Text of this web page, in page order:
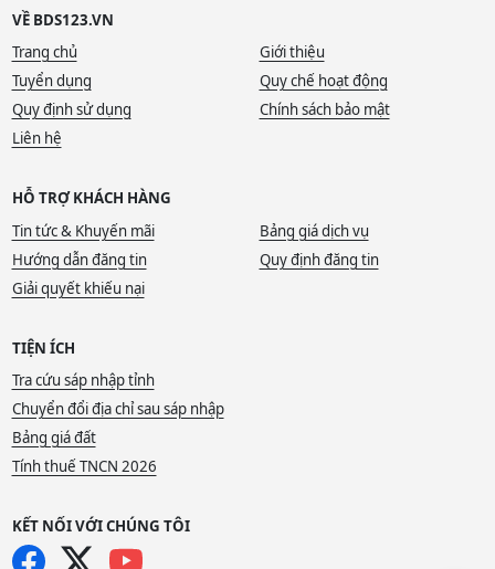
VỀ BDS123.VN
Trang chủ
Giới thiệu
Tuyển dụng
Quy chế hoạt động
Quy định sử dụng
Chính sách bảo mật
Liên hệ
HỖ TRỢ KHÁCH HÀNG
Tin tức & Khuyến mãi
Bảng giá dịch vụ
Hướng dẫn đăng tin
Quy định đăng tin
Giải quyết khiếu nại
TIỆN ÍCH
Tra cứu sáp nhập tỉnh
Chuyển đổi địa chỉ sau sáp nhập
Bảng giá đất
Tính thuế TNCN 2026
KẾT NỐI VỚI CHÚNG TÔI